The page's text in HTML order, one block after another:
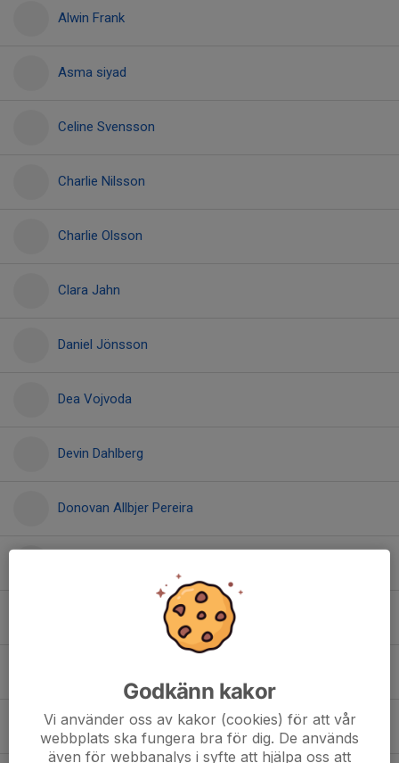
Alwin Frank
Asma siyad
Celine Svensson
Charlie Nilsson
Charlie Olsson
Clara Jahn
Daniel Jönsson
Dea Vojvoda
Devin Dahlberg
Donovan Allbjer Pereira
Gloria Mahdi
Godkänn kakor
Vi använder oss av kakor (cookies) för att vår
webbplats ska fungera bra för dig. De används
även för webbanalys i syfte att hjälpa oss att